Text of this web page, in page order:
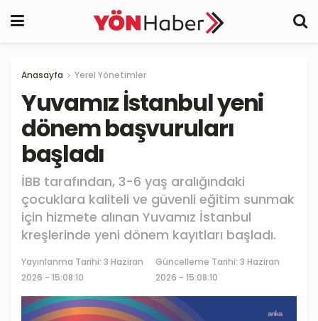
Anasayfa Yerel Yönetimler
Yuvamız İstanbul yeni
dönem başvuruları
başladı
İBB tarafından, 3-6 yaş aralığındaki
çocuklara kaliteli ve güvenli eğitim sunmak
için hizmete alınan Yuvamız İstanbul
kreşlerinde yeni dönem kayıtları başladı.
Yayınlanma Tarihi: 3 Haziran
2026 - 15:08:10
Güncelleme Tarihi: 3 Haziran
2026 - 15:08:10